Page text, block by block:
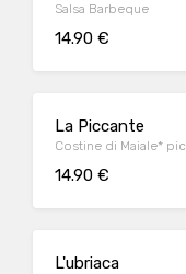
Salsa Barbeque
14.90 €
La Piccante
Costine di Maiale*
14.90 €
L'ubriaca